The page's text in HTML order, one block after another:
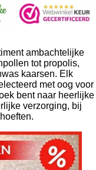
ambachtelijke
tot propolis,
kaarsen. Elk
met oog voor
bent naar heerlijke
verzorging, bij